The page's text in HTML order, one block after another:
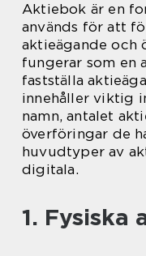
Aktiebok är en
används för att
aktieägande och
fungerar som en
fastställa
innehåller viktig
namn, antalet
överföringar de
huvudtyper av
digitala.
1. Fysiska